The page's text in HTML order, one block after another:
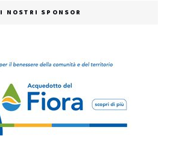
I NOSTRI SPONSOR